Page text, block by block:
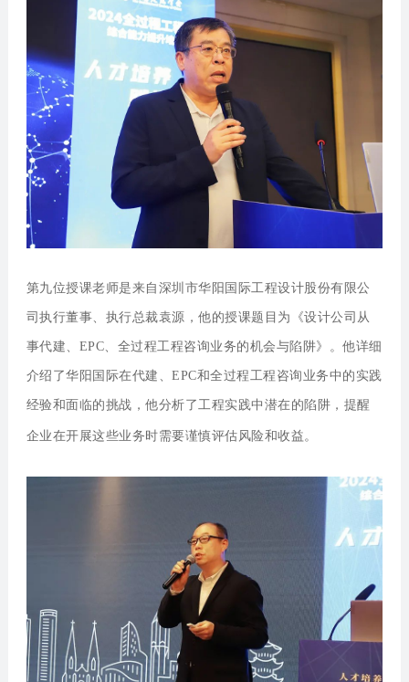
第九位授课老师是来自深圳市华阳国际工程设计股份有限公
司执行董事、执行总裁袁源，他的授课题目为《设计公司从
事代建、EPC、全过程工程咨询业务的机会与陷阱》。他详细
介绍了华阳国际在代建、EPC和全过程工程咨询业务中的实践
经验和面临的挑战，他分析了工程实践中潜在的陷阱，提醒
企业在开展这些业务时需要谨慎评估风险和收益。